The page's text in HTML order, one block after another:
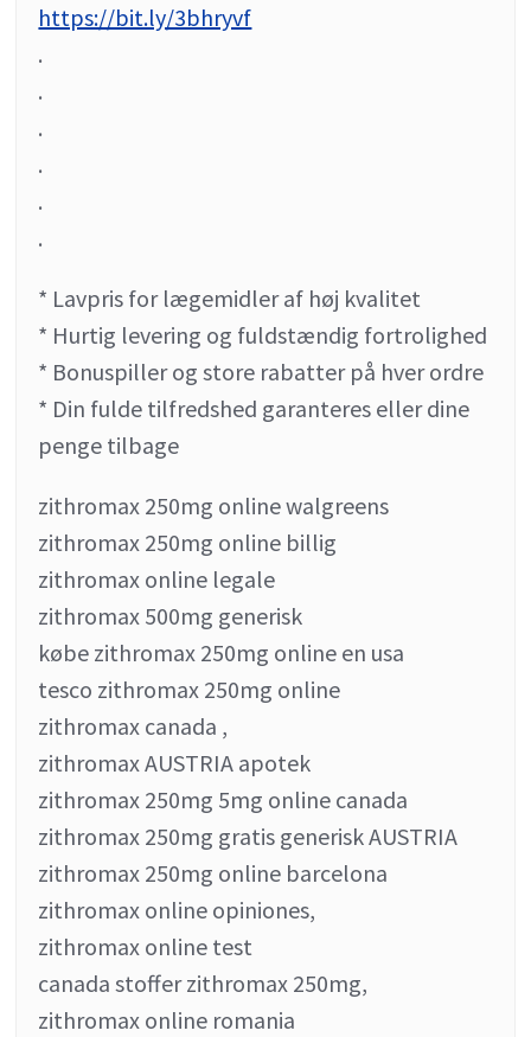
https://bit.ly/3bhryvf
.
.
.
.
.
.
* Lavpris for lægemidler af høj kvalitet
* Hurtig levering og fuldstændig fortrolighed
* Bonuspiller og store rabatter på hver ordre
* Din fulde tilfredshed garanteres eller dine
penge tilbage
zithromax 250mg online walgreens
zithromax 250mg online billig
zithromax online legale
zithromax 500mg generisk
købe zithromax 250mg online en usa
tesco zithromax 250mg online
zithromax canada ,
zithromax AUSTRIA apotek
zithromax 250mg 5mg online canada
zithromax 250mg gratis generisk AUSTRIA
zithromax 250mg online barcelona
zithromax online opiniones,
zithromax online test
canada stoffer zithromax 250mg,
zithromax online romania